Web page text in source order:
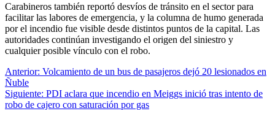
Carabineros también reportó desvíos de tránsito en el sector para
facilitar las labores de emergencia, y la columna de humo generada
por el incendio fue visible desde distintos puntos de la capital. Las
autoridades continúan investigando el origen del siniestro y
cualquier posible vínculo con el robo.
Navegación
de
entradas
Anterior: Volcamiento de un bus de pasajeros dejó 20 lesionados en
Ñuble
Siguiente: PDI aclara que incendio en Meiggs inició tras intento de
robo de cajero con saturación por gas